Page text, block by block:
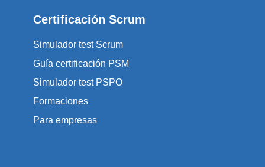
Certificación Scrum
Simulador test Scrum
Guía certificación PSM
Simulador test PSPO
Formaciones
Para empresas